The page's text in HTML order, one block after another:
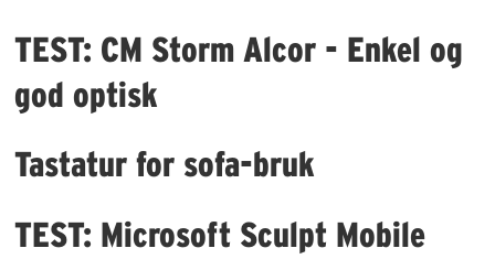
TEST: CM Storm Alcor - Enkel og
god optisk
Tastatur for sofa-bruk
TEST: Microsoft Sculpt Mobile